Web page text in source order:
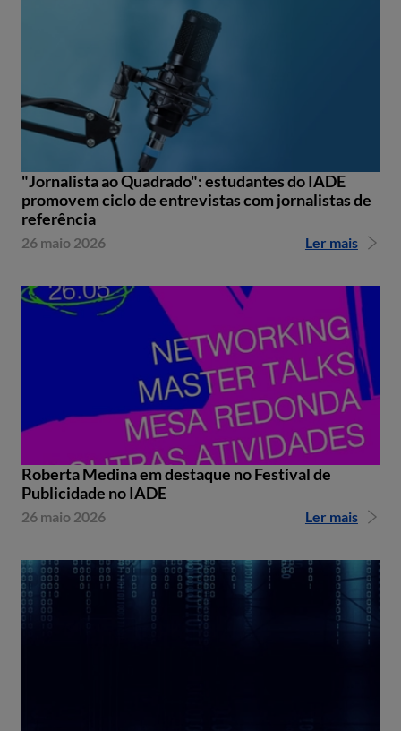
"Jornalista ao Quadrado": estudantes do IADE
promovem ciclo de entrevistas com jornalistas de
referência
26 maio 2026 Ler mais
Roberta Medina em destaque no Festival de
Publicidade no IADE
26 maio 2026 Ler mais